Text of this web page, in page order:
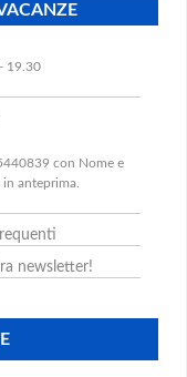
19.30
con Nome e
anteprima.
newsletter!